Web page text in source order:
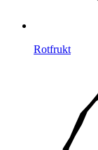
Rotfrukt